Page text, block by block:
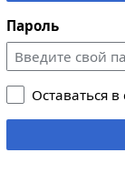
Пароль
Оставаться в